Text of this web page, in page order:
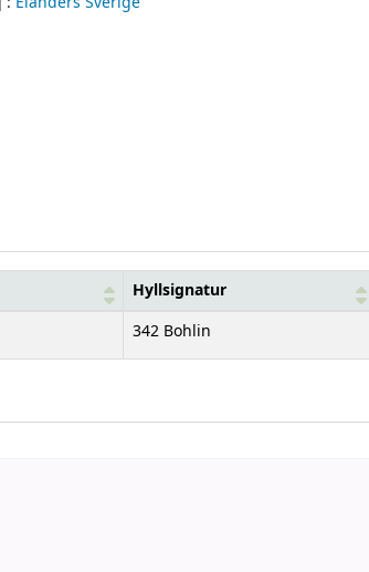
Hyllsignatur
342 Bohlin